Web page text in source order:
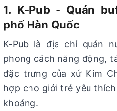
1. K-Pub - Quán
phố Hàn Quốc
K-Pub là địa chỉ quán
phong cách năng động,
đặc trưng của xứ Kim
hợp cho giới trẻ yêu
khoáng.